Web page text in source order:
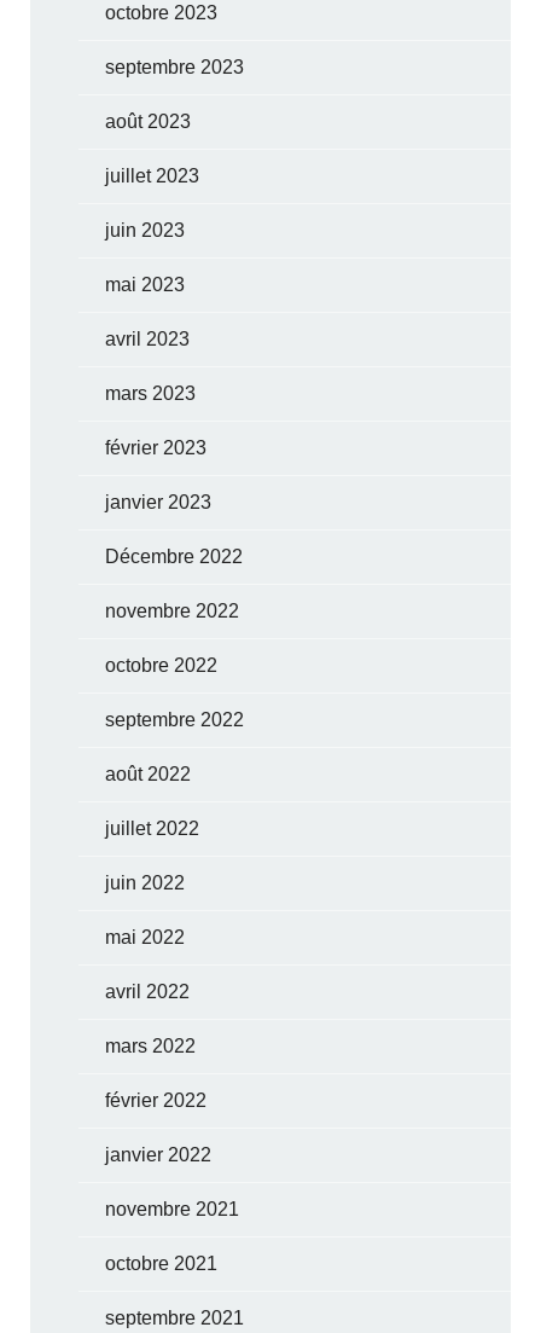
octobre 2023
septembre 2023
août 2023
juillet 2023
juin 2023
mai 2023
avril 2023
mars 2023
février 2023
janvier 2023
Décembre 2022
novembre 2022
octobre 2022
septembre 2022
août 2022
juillet 2022
juin 2022
mai 2022
avril 2022
mars 2022
février 2022
janvier 2022
novembre 2021
octobre 2021
septembre 2021